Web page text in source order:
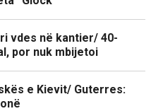
vdes në kantier/ 40-
por nuk mbijetoi
e Kievit/ Guterres: